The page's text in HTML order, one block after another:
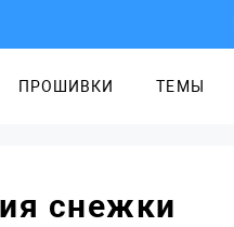
ПРОШИВКИ ТЕМЫ
снежки